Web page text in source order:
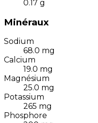
0.17 g
Minéraux
Sodium
68.0 mg
Calcium
19.0 mg
Magnésium
25.0 mg
Potassium
265 mg
Phosphore